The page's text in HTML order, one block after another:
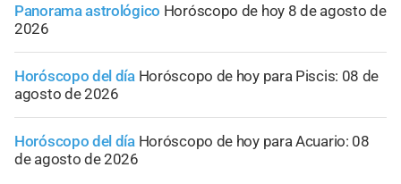
Panorama astrológico Horóscopo de hoy 8 de agosto de
2026
Horóscopo del día Horóscopo de hoy para Piscis: 08 de
agosto de 2026
Horóscopo del día Horóscopo de hoy para Acuario: 08
de agosto de 2026